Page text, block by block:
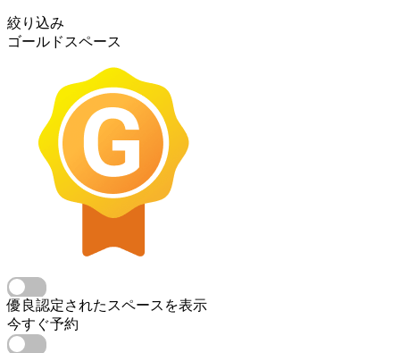
絞り込み
ゴールドスペース
優良認定されたスペースを表示
今すぐ予約